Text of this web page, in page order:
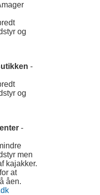
og
-
og
-
men
kajakker.
at
åen.